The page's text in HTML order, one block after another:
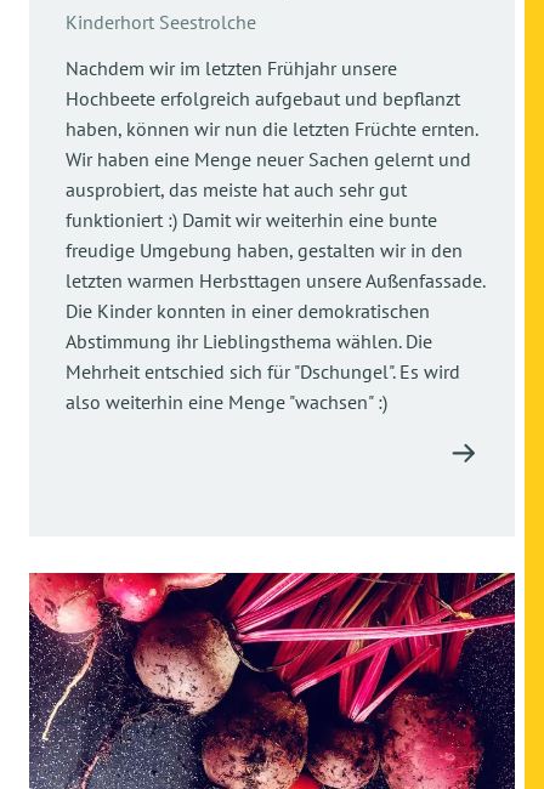
Kinderhort Seestrolche
Nachdem wir im letzten Frühjahr unsere
Hochbeete erfolgreich aufgebaut und bepflanzt
haben, können wir nun die letzten Früchte ernten.
Wir haben eine Menge neuer Sachen gelernt und
ausprobiert, das meiste hat auch sehr gut
funktioniert :) Damit wir weiterhin eine bunte
freudige Umgebung haben, gestalten wir in den
letzten warmen Herbsttagen unsere Außenfassade.
Die Kinder konnten in einer demokratischen
Abstimmung ihr Lieblingsthema wählen. Die
Mehrheit entschied sich für "Dschungel". Es wird
also weiterhin eine Menge "wachsen" :)